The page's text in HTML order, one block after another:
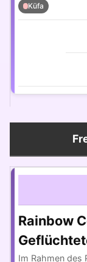
Küfa
Rainbow
Im Rahmen des